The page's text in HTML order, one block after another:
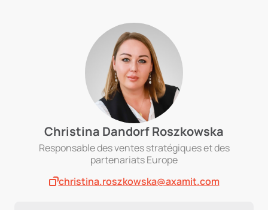
Christina Dandorf Roszkowska
Responsable des ventes stratégiques et des
partenariats Europe
christina.roszkowska@axamit.com